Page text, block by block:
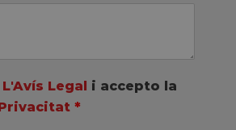
L'Avís Legal i accepto la
*